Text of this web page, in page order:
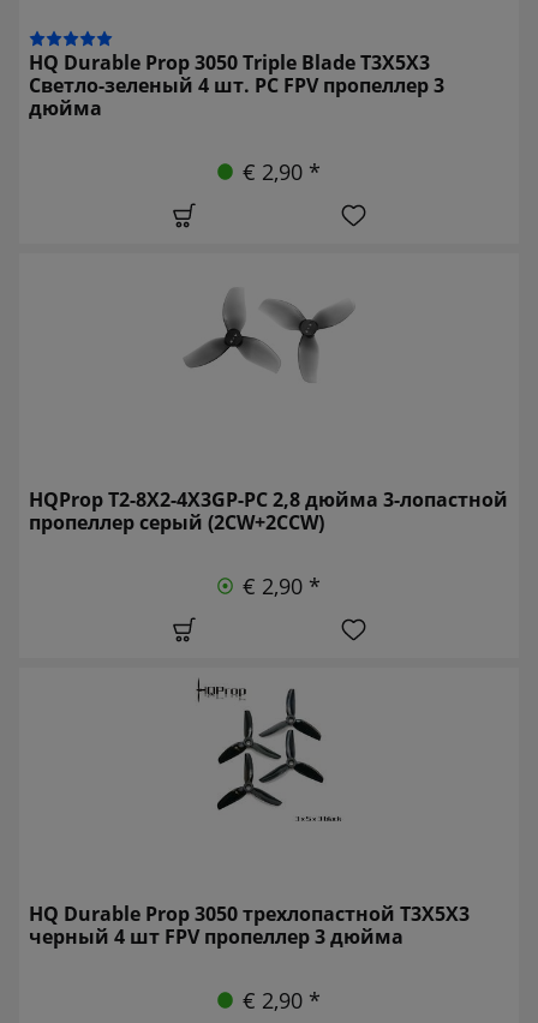
HQ Durable Prop 3050 Triple Blade T3X5X3
Светло-зеленый 4 шт. PC FPV пропеллер 3
дюйма
€ 2,90 *
HQProp T2-8X2-4X3GP-PC 2,8 дюйма 3-лопастной
пропеллер серый (2CW+2CCW)
€ 2,90 *
HQ Durable Prop 3050 трехлопастной T3X5X3
черный 4 шт FPV пропеллер 3 дюйма
€ 2,90 *